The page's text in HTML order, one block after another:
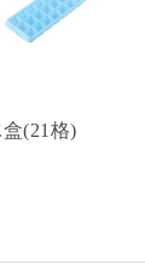
(21格)